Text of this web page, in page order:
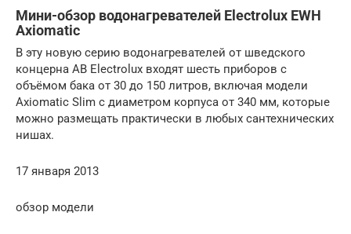
Мини-обзор водонагревателей Electrolux EWH
Axiomatic
В эту новую серию водонагревателей от шведского
концерна АВ Electrolux входят шесть приборов с
объёмом бака от 30 до 150 литров, включая модели
Axiomatic Slim с диаметром корпуса от 340 мм, которые
можно размещать практически в любых сантехнических
нишах.
17 января 2013
обзор модели